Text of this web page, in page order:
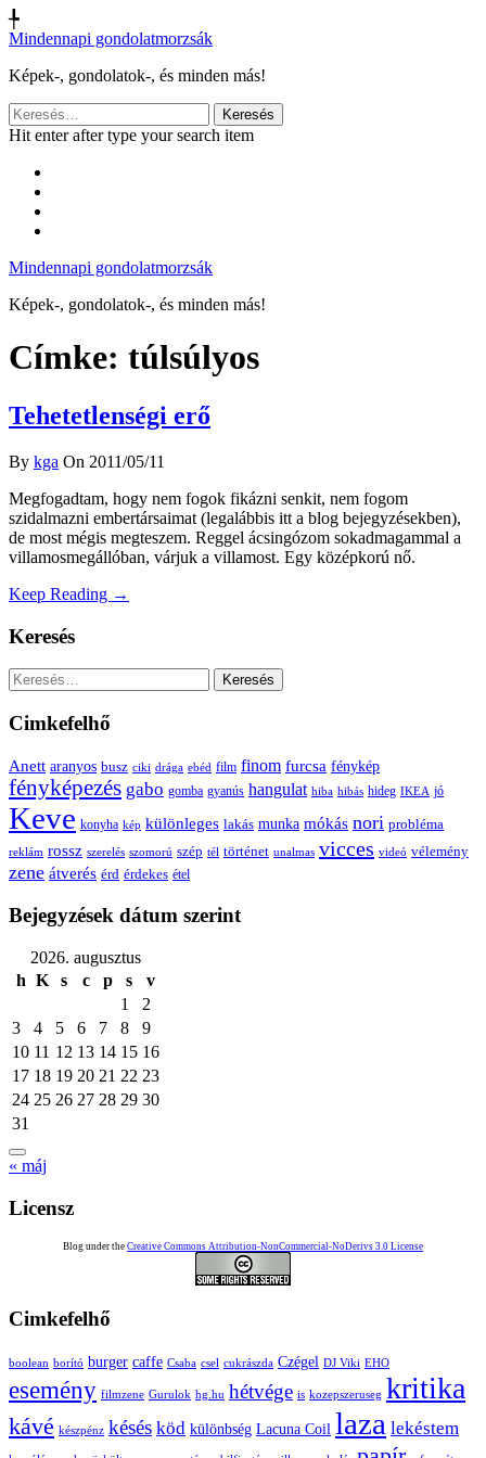
╄
Mindennapi gondolatmorzsák
Képek-, gondolatok-, és minden más!
Keresés:
Hit enter after type your search item
Mindennapi gondolatmorzsák
Képek-, gondolatok-, és minden más!
Címke: túlsúlyos
Tehetetlenségi erő
By kga On 2011/05/11
Megfogadtam, hogy nem fogok fikázni senkit, nem fogom
szidalmazni embertársaimat (legalábbis itt a blog bejegyzésekben),
de most mégis megteszem. Reggel ácsingózom sokadmagammal a
villamosmegállóban, várjuk a villamost. Egy középkorú nő.
Keep Reading →
Keresés
Keresés:
Cimkefelhő
Anett aranyos busz ciki drága ebéd film finom furcsa fénykép
fényképezés gabo gomba gyanús hangulat hiba hibás hideg IKEA jó
Keve konyha kép különleges lakás munka mókás nori probléma
reklám rossz szerelés szomorú szép tél történet unalmas vicces videó vélemény
zene átverés érd érdekes étel
Bejegyzések dátum szerint
2026. augusztus
h K s c p s
v
1
2
3
4 5 6 7 8
9
10 11 12 13 14 15 16
17 18 19 20 21 22 23
24 25 26 27 28 29 30
31
« máj
Licensz
Blog under the Creative Commons Attribution-NonCommercial-NoDerivs 3.0 License
Cimkefelhő
boolean borító burger caffe Csaba csel cukrászda Czégel DJ Viki EHO
esemény filmzene Gurulok hg.hu hétvége is kozepszeruseg kritika
kávé készpénz késés köd különbség Lacuna Coil laza lekéstem